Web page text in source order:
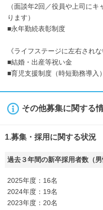
（面談年2回／役員や上司に
ります）
■永年勤続表彰制度
《ライフステージに左右されな
■結婚・出産等祝い金
■育児支援制度（時短勤務導入）
その他募集に関する
1.募集・採用に関する状況
過去３年間の新卒採用者数（男
2025年度：16名
2024年度：19名
2023年度：20名